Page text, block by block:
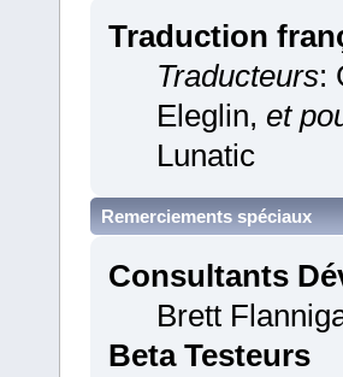
Traduction
Traducteurs:
Eleglin, et
Lunatic
Remerciements spéciaux
Consultants
Brett
Beta Testeurs